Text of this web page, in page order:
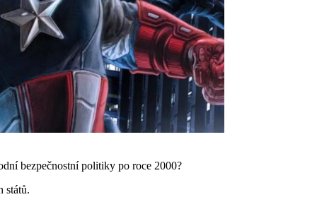
bezpečnostní politiky po roce 2000?
států.